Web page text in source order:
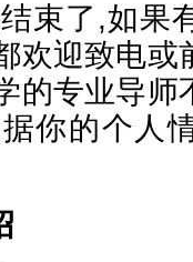
束了,如果
欢迎致电或
的专业导师
你的个人